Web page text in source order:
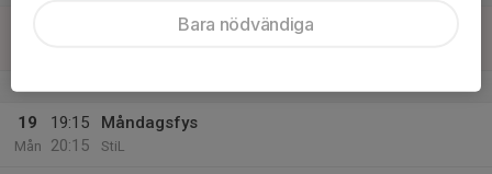
LVC Deltävling 2 - Gällivare
19
Mån
19:15
20:15
Måndagsfys
StiL
Bara nödvändiga